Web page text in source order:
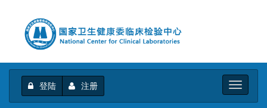
登陆 注册
Toggle